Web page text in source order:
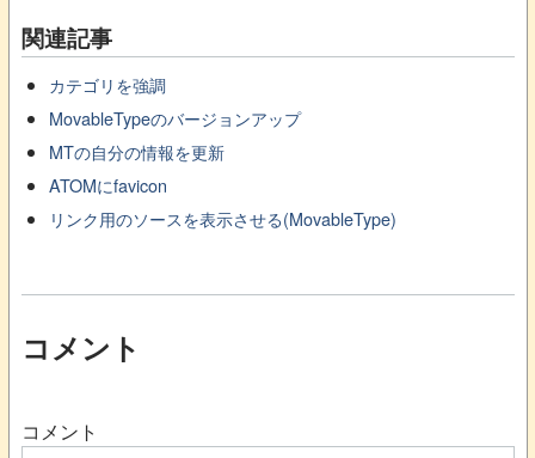
関連記事
カテゴリを強調
MovableTypeのバージョンアップ
MTの自分の情報を更新
ATOMにfavicon
リンク用のソースを表示させる(MovableType)
コメント
コメント